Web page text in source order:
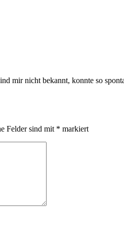
mir nicht bekannt, konnte so
Felder sind mit * markiert